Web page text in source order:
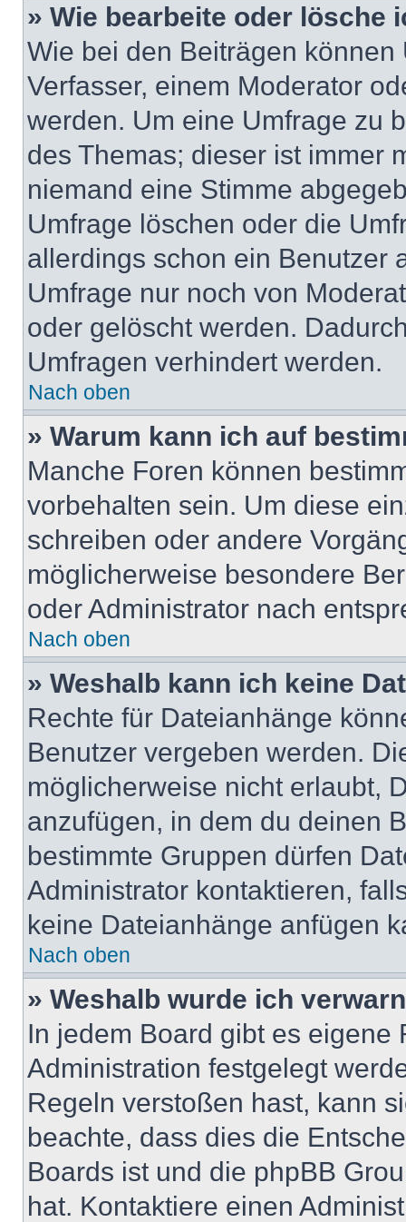
» Wie bearbeite oder lösche
Wie bei den Beiträgen
Verfasser, einem Moderator
werden. Um eine Umfrage zu
des Themas; dieser ist immer
niemand eine Stimme
Umfrage löschen oder die
allerdings schon ein Benutzer
Umfrage nur noch von
oder gelöscht werden.
Umfragen verhindert werden.
Nach oben
» Warum kann ich auf
Manche Foren können
vorbehalten sein. Um diese
schreiben oder andere
möglicherweise besondere
oder Administrator nach
Nach oben
» Weshalb kann ich keine
Rechte für Dateianhänge
Benutzer vergeben werden.
möglicherweise nicht erlaubt,
anzufügen, in dem du deinen
bestimmte Gruppen dürfen
Administrator kontaktieren,
keine Dateianhänge anfügen
Nach oben
» Weshalb wurde ich
In jedem Board gibt es
Administration festgelegt
Regeln verstoßen hast, kann
beachte, dass dies die
Boards ist und die phpBB
hat. Kontaktiere einen